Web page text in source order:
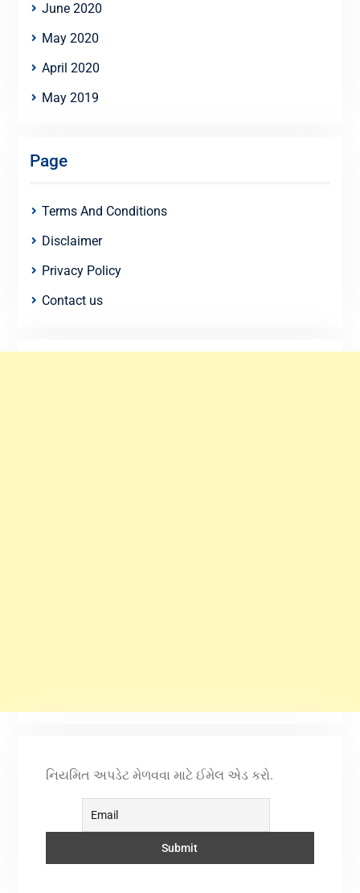
June 2020
May 2020
April 2020
May 2019
Page
Terms And Conditions
Disclaimer
Privacy Policy
Contact us
નિયમિત અપડેટ મેળવવા માટે ઈમેલ એડ કરો.